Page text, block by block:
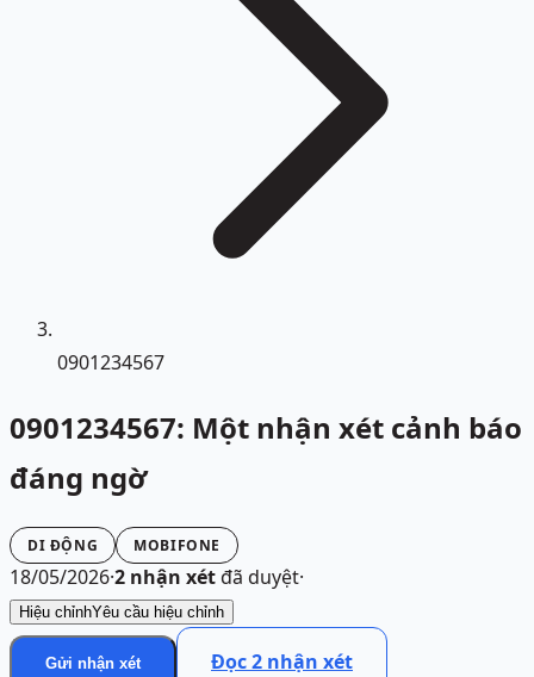
0901234567
0901234567: Một nhận xét cảnh báo
đáng ngờ
DI ĐỘNG MOBIFONE
18/05/2026·2 nhận xétđã duyệt·
Hiệu chỉnhYêu cầu hiệu chỉnh
Gửi nhận xét Đọc2 nhận xét